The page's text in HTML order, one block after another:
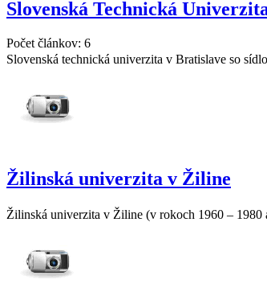
Slovenská Technická
Počet článkov: 6
Slovenská technická univerzita v Bratislave so
Žilinská univerzita v Žiline
Žilinská univerzita v Žiline (v rokoch 1960 – 1980